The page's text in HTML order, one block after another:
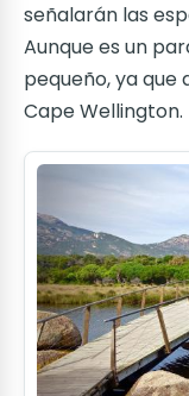
señalarán las
Aunque es un
pequeño, ya que
Cape Wellington.